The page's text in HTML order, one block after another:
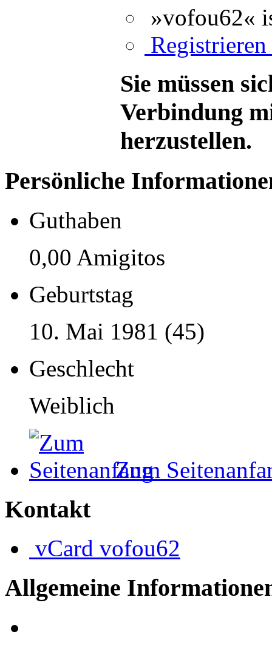
»vofou62«
Sie müssen
Verbindung
herzustellen.
Persönliche
Guthaben
0,00 Amigitos
Geburtstag
10. Mai 1981 (45)
Geschlecht
Weiblich
Zum
Kontakt
vCard vofou62
Allgemeine